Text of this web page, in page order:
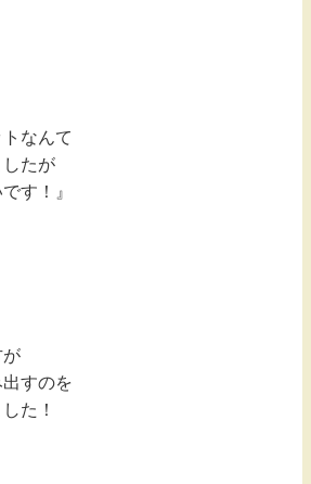
トなんて
たが
す！』
が
すのを
た！